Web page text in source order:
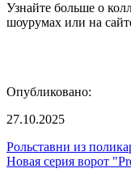
Узнайте больше о
шоурумах или на
Опубликовано:
27.10.2025
Рольставни из
Новая серия ворот